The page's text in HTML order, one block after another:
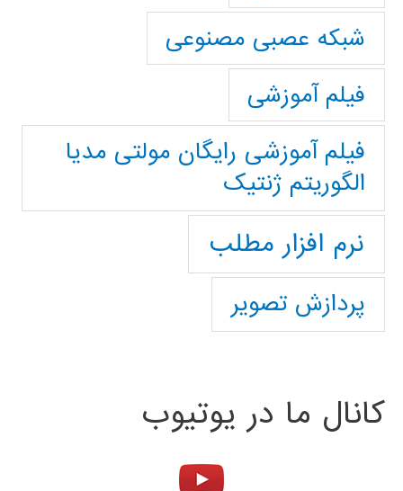
شبکه عصبی مصنوعی
فیلم آموزشی
فیلم آموزشی رایگان مولتی مدیا
الگوریتم ژنتیک
نرم افزار مطلب
پردازش تصویر
کانال ما در یوتیوب